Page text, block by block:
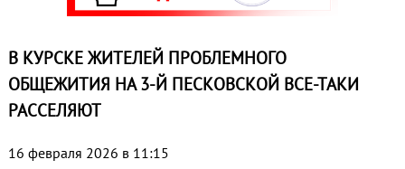
В КУРСКЕ ЖИТЕЛЕЙ ПРОБЛЕМНОГО
ОБЩЕЖИТИЯ НА 3-Й ПЕСКОВСКОЙ ВСЕ-ТАКИ
РАССЕЛЯЮТ
16 февраля 2026 в 11:15